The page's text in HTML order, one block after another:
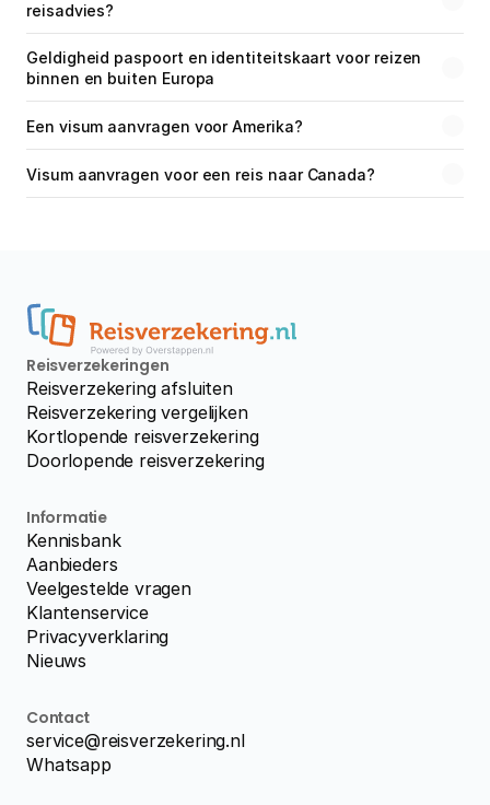
reisadvies?
Geldigheid paspoort en identiteitskaart voor reizen
binnen en buiten Europa
Een visum aanvragen voor Amerika?
Visum aanvragen voor een reis naar Canada?
Reisverzekeringen
Reisverzekering afsluiten
Reisverzekering vergelijken
Kortlopende reisverzekering
Doorlopende reisverzekering
Informatie
Kennisbank
Aanbieders
Veelgestelde vragen
Klantenservice
Privacyverklaring
Nieuws
Contact
service@reisverzekering.nl
Whatsapp